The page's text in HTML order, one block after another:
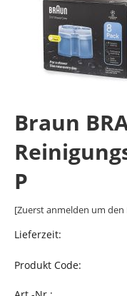
Braun
P
[Zuerst anmelden um den
Lieferzeit:
Produkt Code: